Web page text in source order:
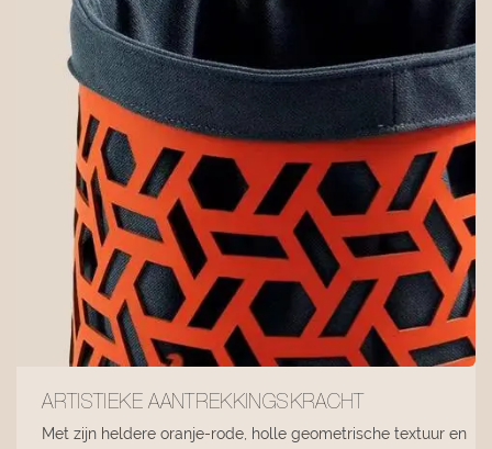
ARTISTIEKE AANTREKKINGSKRACHT
Met zijn heldere oranje-rode, holle geometrische textuur en